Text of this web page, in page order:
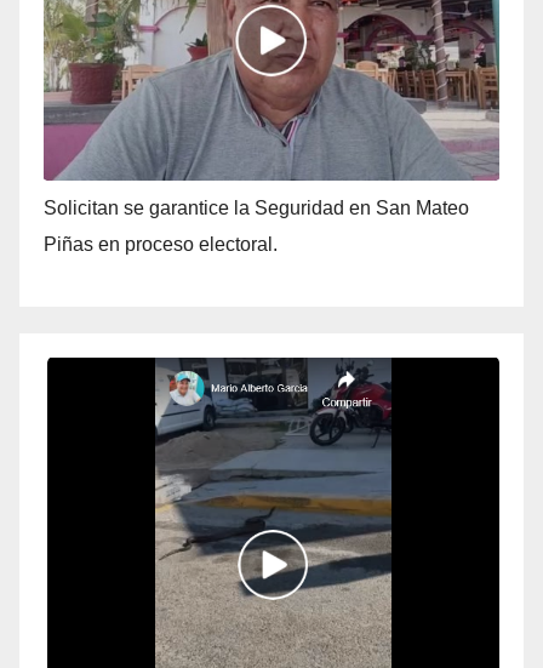
Solicitan se garantice la Seguridad en San Mateo
Piñas en proceso electoral.